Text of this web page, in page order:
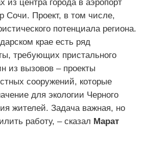
из центра города в аэропорт
Сочи. Проект, в том числе,
потенциала региона.
крае есть ряд
требующих пристального
из вызовов – проекты
сооружений, которые
для экологии Черного
жителей. Задача важная, но
работу, – сказал Марат